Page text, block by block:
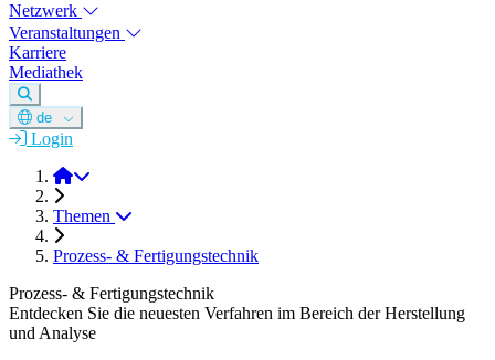
Netzwerk
Veranstaltungen
Karriere
Mediathek
de
Login
DGM e.V.
Themen
Prozess- & Fertigungstechnik
Prozess- & Fertigungstechnik
Entdecken Sie die neuesten Verfahren im Bereich der Herstellung
und Analyse